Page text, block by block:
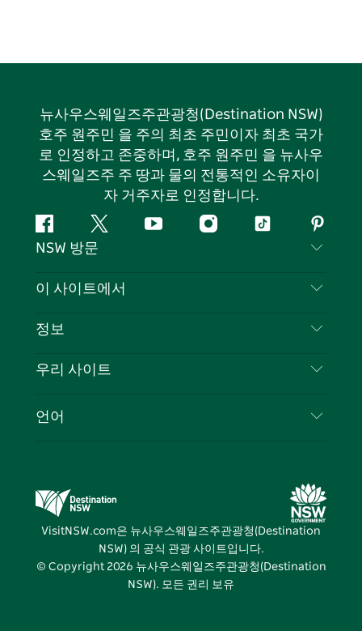
뉴사우스웨일즈주관광청(Destination NSW)
호주 원주민 을 주의 최초 주민이자 최초 국가
로 인정하고 존중하며, 호주 원주민 을 뉴사우
스웨일즈주 주 땅과 물의 전통적인 소유자이
자 거주자로 인정합니다.
페
이
북
지
다
유
인
틱
핀
터
스
NSW 방문
문의하기
쿠키 고지
이 사이트에서
목적지
이벤트
정보
여행 정보
뉴사우스웨일즈주 의 사업
우리 사이트
뉴사우스웨일즈주관광청(Destination NSW) 미디
어 센터
비비드 시드니(Vivid Sydney)
언어
VisitNSW.com은 뉴사우스웨일즈주관광청(Destination
NSW) 의 공식 관광 사이트입니다.
© Copyright 2026 뉴사우스웨일즈주관광청(Destination
NSW). 모든 권리 보유